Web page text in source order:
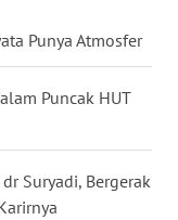
Punya Atmosfer
Puncak HUT
Suryadi, Bergerak